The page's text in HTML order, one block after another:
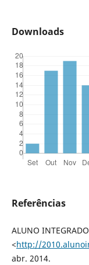
Downloads
Referências
ALUNO
<http://
abr. 2014.